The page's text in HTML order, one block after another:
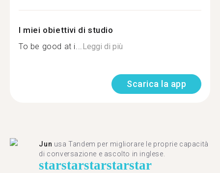
I miei obiettivi di studio
To be good at i...Leggi di più
Scarica la app
Jun usa Tandem per migliorare le proprie capacità
di conversazione e ascolto in inglese.
starstarstarstarstar